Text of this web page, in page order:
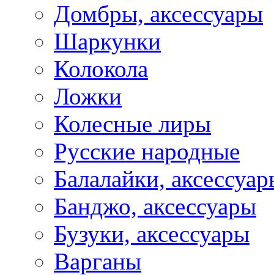
Домбры, аксессуары
Шаркунки
Колокола
Ложки
Колесные лиры
Русские народные
Балалайки,
Банджо, аксессуары
Бузуки, аксессуары
Варганы